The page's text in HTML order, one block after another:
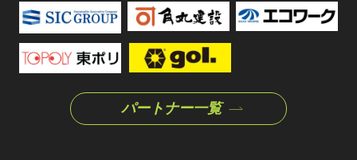
パートナー一覧